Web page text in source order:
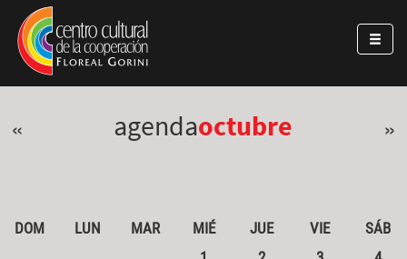
Pasar al contenido principal
Jump to main content
« agendaoctubre »
DOM LUN MAR MIÉ JUE VIE
SÁB